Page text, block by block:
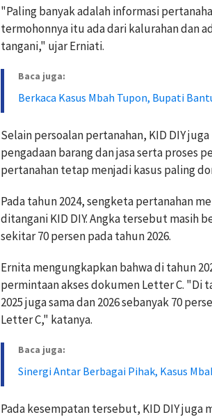
"Paling banyak adalah informasi
termohonnya itu ada dari kalurahan dan
tangani," ujar Erniati.
Baca juga:
Berkaca Kasus Mbah Tupon, Bupati
Selain persoalan pertanahan, KID DIY
pengadaan barang dan jasa serta proses
pertanahan tetap menjadi kasus paling
Pada tahun 2024, sengketa pertanahan
ditangani KID DIY. Angka tersebut masih
sekitar 70 persen pada tahun 2026.
Ernita mengungkapkan bahwa di tahun
permintaan akses dokumen Letter C. "Di
2025 juga sama dan 2026 sebanyak 70
Letter C," katanya.
Baca juga:
Sinergi Antar Berbagai Pihak, Kasus
Pada kesempatan tersebut, KID DIY juga